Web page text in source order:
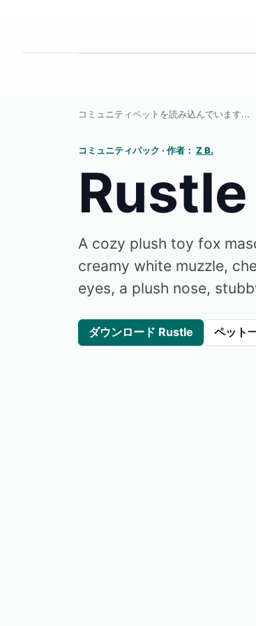
コミュニティペットを読み込んでいます...
コミュニティパック · 作者： Z B.
Rustle
A cozy plush toy fox
creamy white muzzle,
eyes, a plush nose,
ダウンロード Rustle ペット